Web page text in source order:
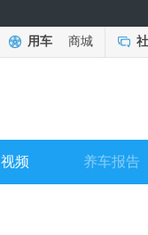
用车 商城
视频 养车报告